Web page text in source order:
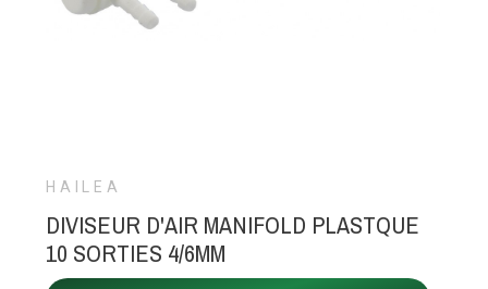
HAILEA
DIVISEUR D'AIR MANIFOLD PLASTQUE
10 SORTIES 4/6MM